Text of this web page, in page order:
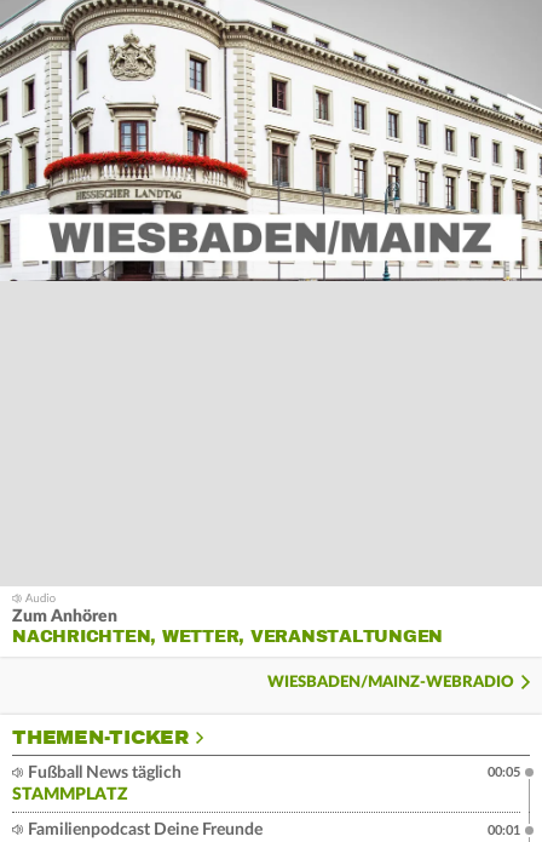
Zum Anhören
NACHRICHTEN, WETTER, VERANSTALTUNGEN
WIESBADEN/MAINZ-WEBRADIO
THEMEN-TICKER
Fußball News täglich
STAMMPLATZ
00:05
Familienpodcast Deine Freunde
00:01